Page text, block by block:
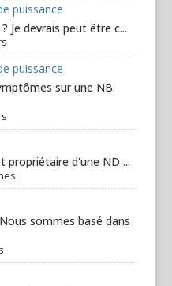
puissance
Je devrais peut être c...
puissance
sur une NB.
propriétaire d'une ND ...
sommes basé dans